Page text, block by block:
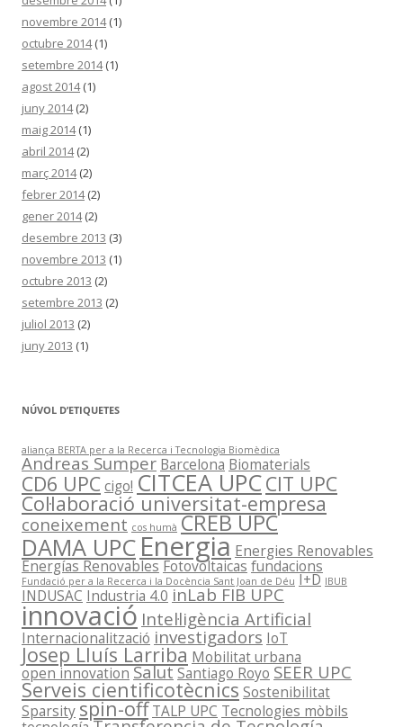
novembre 2014(1)
octubre 2014(1)
setembre 2014(1)
agost 2014(1)
juny 2014(2)
maig 2014(1)
abril 2014(2)
març 2014(2)
febrer 2014(2)
gener 2014(2)
desembre 2013 (3)
novembre 2013 (1)
octubre 2013 (2)
setembre 2013 (2)
juliol 2013 (2)
juny 2013 (1)
NÚVOL D’ETIQUETES
aliança BERTA per a la Recerca i Tecnologia Biomèdica
Andreas Sumper Barcelona Biomaterials
CD6 UPCcigo! CITCEA UPCCIT UPC
Col·laboració universitat-empresa
coneixement cos humà CREB UPC
DAMA UPC Energia Energies Renovables
Energías RenovablesFotovoltaicas fundacions
Fundació per a la Recerca i la Docència Sant Joan de Déu I+D IBUB
INDUSAC Industria 4.0 inLab FIB UPC
innovació Intel·ligència Artificial
Internacionalització investigadors IoT
Josep Lluís Larriba Mobilitat urbana
open innovation SalutSantiago Royo SEER UPC
Serveis cientificotècnics Sostenibilitat
Sparsityspin-off TALP UPC Tecnologies mòbils